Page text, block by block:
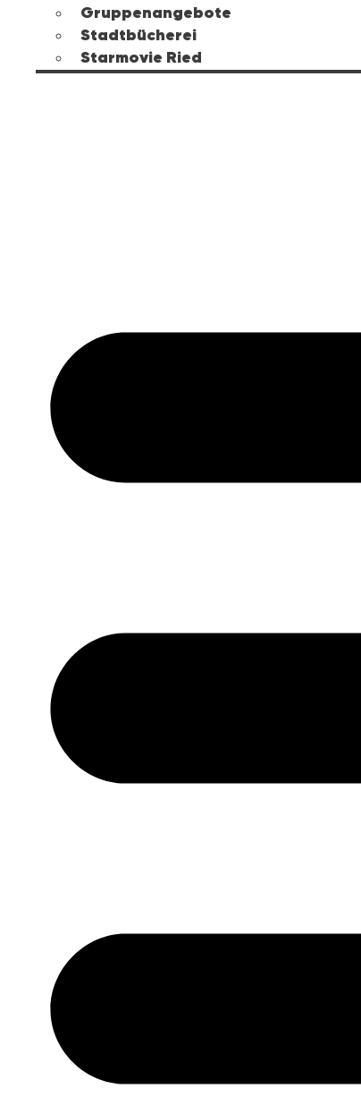
Gruppenangebote
Stadtbücherei
Starmovie Ried